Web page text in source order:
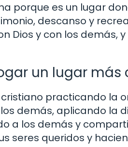
porque es un lugar
descanso y
Dios y con los demás,
un lugar más
practicando la
demás, aplicando la
a los demás y
seres queridos y